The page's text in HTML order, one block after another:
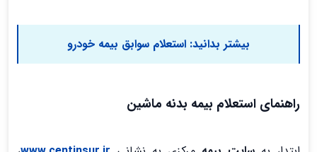
بیشتر بدانید: استعلام سوابق بیمه خودرو
راهنمای استعلام بیمه بدنه ماشین